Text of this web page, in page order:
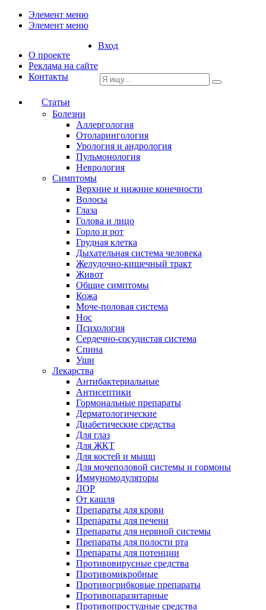
Элемент меню
Элемент меню
О проекте
Реклама на сайте
Контакты
Вход
Статьи
Болезни
Аллергология
Отоларингология
Урология и андрология
Пульмонология
Неврология
Симптомы
Верхние и нижние конечности
Волосы
Глаза
Голова и лицо
Горло и рот
Грудная клетка
Дыхательная система человека
Желудочно-кишечный тракт
Живот
Общие симптомы
Кожа
Моче-половая система
Нос
Психология
Сердечно-сосудистая система
Спина
Уши
Лекарства
Антибактериальные
Антисептики
Гормональные препараты
Дерматологические
Диабетические средства
Для глаз
Для ЖКТ
Для костей и мыщц
Для мочеполовой системы и гормоны
Иммуномодуляторы
ЛОР
От кашля
Препараты для крови
Препараты для печени
Препараты для нервной системы
Препараты для полости рта
Препараты для потенции
Противовирусные средства
Противомикробные
Противогрибковые препараты
Противопаразитарные
Противопростудные средства